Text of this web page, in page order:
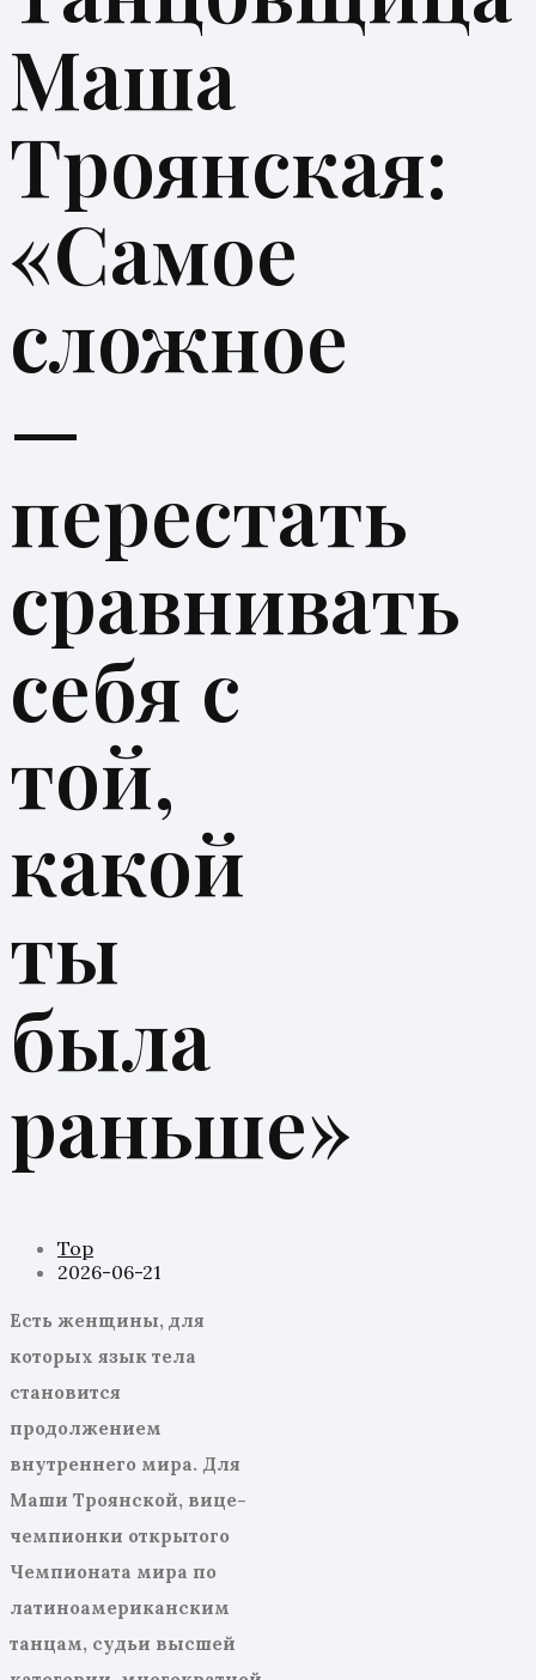
Маша
Троянская:
«Самое
сложное
—
перестать
сравнивать
себя с
той,
какой
ты
была
раньше»
Top
2026-06-21
Есть женщины, для
которых язык тела
становится
продолжением
внутреннего мира. Для
Маши Троянской, вице-
чемпионки открытого
Чемпионата мира по
латиноамериканским
танцам, судьи высшей